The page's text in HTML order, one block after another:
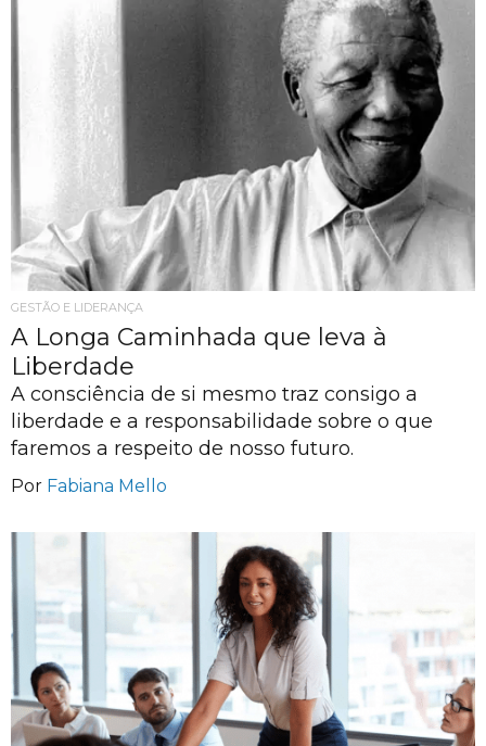
GESTÃO E LIDERANÇA
A Longa Caminhada que leva à
Liberdade
A consciência de si mesmo traz consigo a
liberdade e a responsabilidade sobre o que
faremos a respeito de nosso futuro.
Por Fabiana Mello